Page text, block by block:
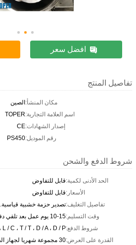
افضل سعر
تفاصيل المنتج
مكان المنشأ:الصين
اسم العلامة التجارية:TOPER
إصدار الشهادات:CE
رقم الموديل:PS450
شروط الدفع والشحن
الحد الأدنى لكمية:قابل للتفاوض
الأسعار:قابل للتفاوض
تفاصيل التغليف:تصدير حزمة خشبية قياسية.
وقت التسليم:10-15 يوم عمل بعد تلقي دفعتك
شروط الدفع:L / C ، T / T ، D / A ، D / P ، ويسترن يونيون
القدرة على العرض:30 مجموعة شهريا لجهاز الطرد المركزي هذا